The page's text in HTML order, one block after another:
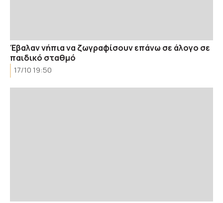
Έβαλαν νήπια να ζωγραφίσουν επάνω σε άλογο σε
παιδικό σταθμό
17/10 19:50